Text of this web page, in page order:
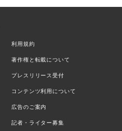
利用規約
著作権と転載について
プレスリリース受付
コンテンツ利用について
広告のご案内
記者・ライター募集